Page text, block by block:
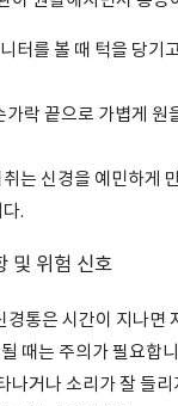
터를 볼 때 턱을 당기
가락 끝으로 가볍게 원
는 신경을 예민하게
.
및 위험 신호
경통은 시간이 지나면
때는 주의가 필요합
나거나 소리가 잘 들